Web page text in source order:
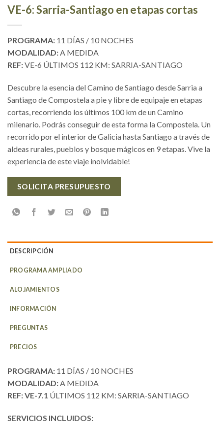
VE-6: Sarria-Santiago en etapas cortas
PROGRAMA: 11 DÍAS / 10 NOCHES
MODALIDAD: A MEDIDA
REF:VE-6 ÚLTIMOS 112 KM: SARRIA-SANTIAGO
Descubre la esencia del Camino de Santiago desde Sarria a
Santiago de Compostela a pie y libre de equipaje en etapas
cortas, recorriendo los últimos 100 km de un Camino
milenario. Podrás conseguir de esta forma la Compostela. Un
recorrido por el interior de Galicia hasta Santiago a través de
aldeas rurales, pueblos y bosque mágicos en 9 etapas. Vive la
experiencia de este viaje inolvidable!
SOLICITA PRESUPUESTO
DESCRIPCIÓN
PROGRAMA AMPLIADO
ALOJAMIENTOS
INFORMACIÓN
PREGUNTAS
PRECIOS
PROGRAMA: 11 DÍAS / 10 NOCHES
MODALIDAD:A MEDIDA
REF: VE-7.1 ÚLTIMOS 112 KM: SARRIA-SANTIAGO
SERVICIOS INCLUIDOS: